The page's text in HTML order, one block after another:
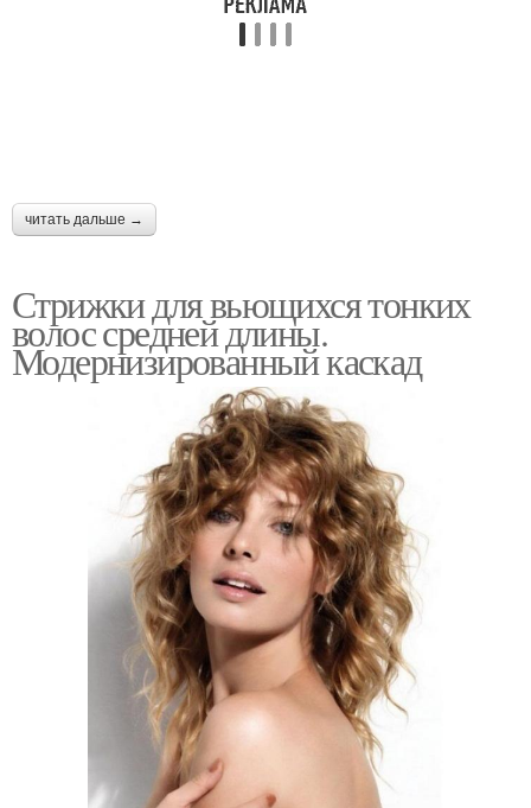
читать дальше →
Стрижки для вьющихся тонких
волос средней длины.
Модернизированный каскад